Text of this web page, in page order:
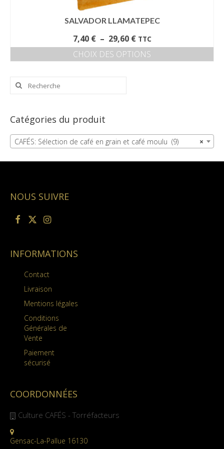
SALVADOR LLAMATEPEC
7,40 € – 29,60 €Plage
de
prix :
TTC
CHOIX DES OPTIONS
produit
plusieurs
peuvent
être
Rechercher
Catégories du produit
×
CAFÉS: Sélection de café en grain et café moulu (9)
NOUS SUIVRE
INFORMATIONS
Contact
Livraison
Mentions légales
Conditions
Générales de
Vente
Paiement
sécurisé
COORDONNÉES
Culture CAFÉS - Torréfacteurs
Gensac-La-Pallue 16130